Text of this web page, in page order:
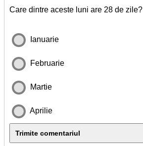
Care dintre aceste luni are 28 de zile?
Ianuarie
Februarie
Martie
Aprilie